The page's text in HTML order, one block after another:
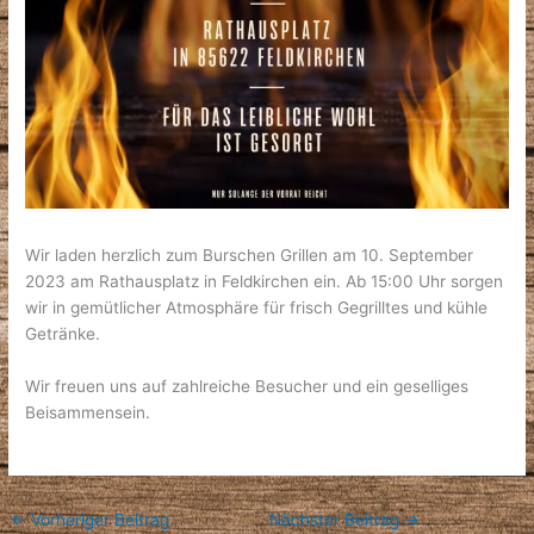
Wir laden herzlich zum Burschen Grillen am 10. September
2023 am Rathausplatz in Feldkirchen ein. Ab 15:00 Uhr sorgen
wir in gemütlicher Atmosphäre für frisch Gegrilltes und kühle
Getränke.
Wir freuen uns auf zahlreiche Besucher und ein geselliges
Beisammensein.
←Vorheriger Beitrag Nächster Beitrag→